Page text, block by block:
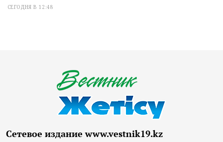
СЕГОДНЯ В 12:48
Сетевое издание www.vestnik19.kz